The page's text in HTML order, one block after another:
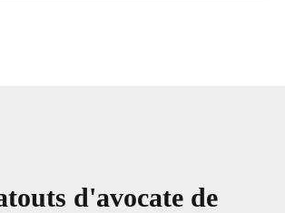
d'avocate de